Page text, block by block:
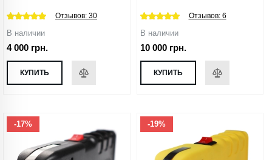
Отзывов: 30
В наличии
4 000 грн.
КУПИТЬ
Отзывов: 6
В наличии
10 000 грн.
КУПИТЬ
-17% -19%